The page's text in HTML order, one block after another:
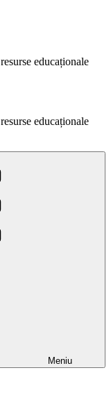
educaționale
educaționale
Meniu